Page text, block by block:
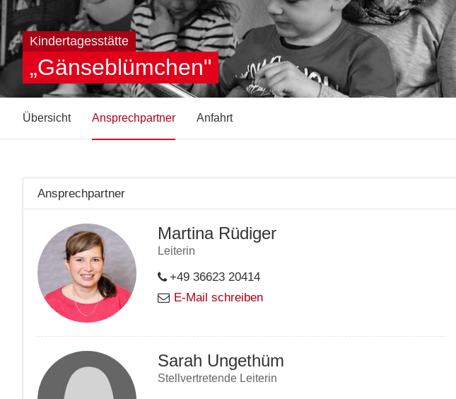
Kindertagesstätte
„Gänseblümchen"
Übersicht Ansprechpartner Anfahrt
Ansprechpartner
Martina Rüdiger
Leiterin
+49 36623 20414
E-Mail schreiben
Sarah Ungethüm
Stellvertretende Leiterin